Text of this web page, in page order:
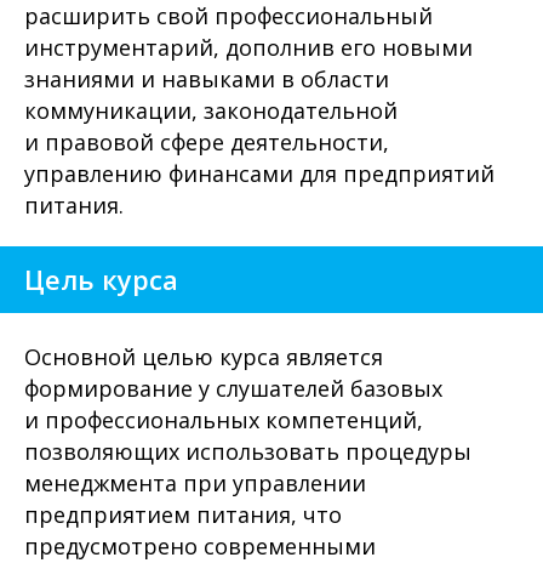
расширить свой профессиональный
инструментарий, дополнив его новыми
знаниями и навыками в области
коммуникации, законодательной
и правовой сфере деятельности,
управлению финансами для предприятий
питания.
Цель курса
Основной целью курса является
формирование у слушателей базовых
и профессиональных компетенций,
позволяющих использовать процедуры
менеджмента при управлении
предприятием питания, что
предусмотрено современными